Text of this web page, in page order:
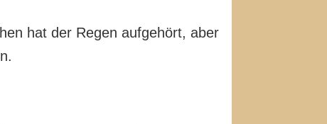
hat der Regen aufgehört, aber